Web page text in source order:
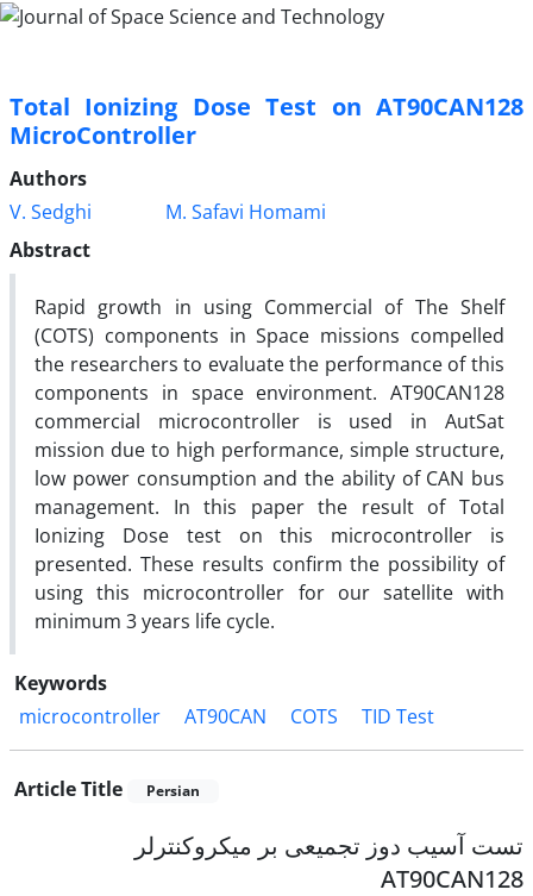
Total Ionizing Dose Test on AT90CAN128
MicroController
Authors
V. Sedghi
M. Safavi Homami
Abstract
Rapid growth in using Commercial of The Shelf
(COTS) components in Space missions compelled
the researchers to evaluate the performance of this
components in space environment. AT90CAN128
commercial microcontroller is used in AutSat
mission due to high performance, simple structure,
low power consumption and the ability of CAN bus
management. In this paper the result of Total
Ionizing Dose test on this microcontroller is
presented. These results confirm the possibility of
using this microcontroller for our satellite with
minimum 3 years life cycle.
Keywords
microcontroller
AT90CAN COTS TID Test
Article Title Persian
تست آسیب دوز تجمیعی بر میکروکنترلر
AT90CAN128